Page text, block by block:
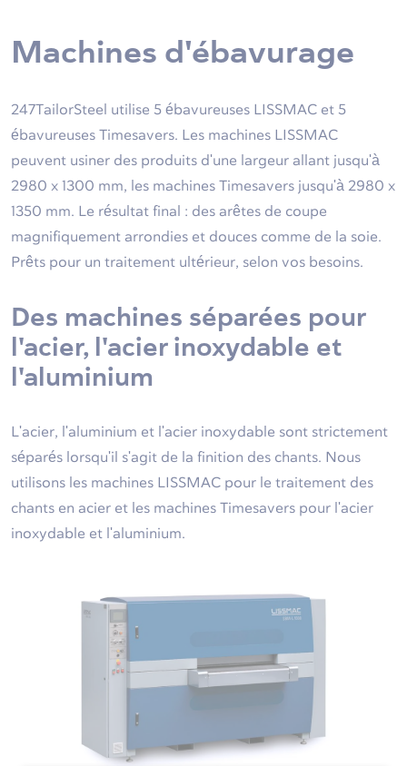
Machines d'ébavurage
247TailorSteel utilise 5 ébavureuses LISSMAC et 5
ébavureuses Timesavers. Les machines LISSMAC
peuvent usiner des produits d'une largeur allant jusqu'à
2980 x 1300 mm, les machines Timesavers jusqu'à 2980 x
1350 mm. Le résultat final : des arêtes de coupe
magnifiquement arrondies et douces comme de la soie.
Prêts pour un traitement ultérieur, selon vos besoins.
Des machines séparées pour
l'acier, l'acier inoxydable et
l'aluminium
L'acier, l'aluminium et l'acier inoxydable sont strictement
séparés lorsqu'il s'agit de la finition des chants. Nous
utilisons les machines LISSMAC pour le traitement des
chants en acier et les machines Timesavers pour l'acier
inoxydable et l'aluminium.